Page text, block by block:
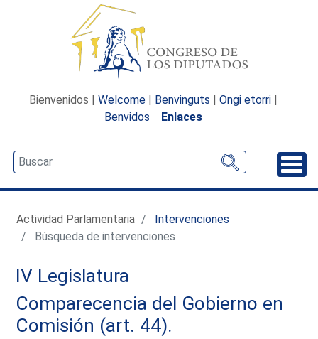
Bienvenidos | Welcome | Benvinguts | Ongi etorri |
Benvidos
Enlaces
Actividad Parlamentaria
Intervenciones
Búsqueda de intervenciones
IV Legislatura
Comparecencia del Gobierno en
Comisión (art. 44).